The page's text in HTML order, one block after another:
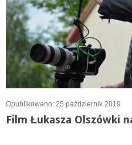
Opublikowano: 25 październik 2019
Film Łukasza Olszówki